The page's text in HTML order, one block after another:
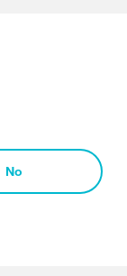
No